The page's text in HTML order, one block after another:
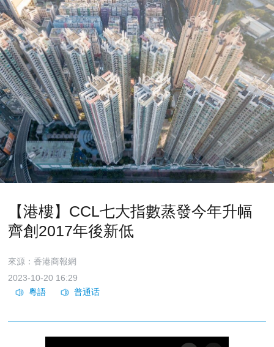
【港樓】CCL七大指數蒸發今年升幅
齊創2017年後新低
來源：香港商報網
2023-10-20 16:29